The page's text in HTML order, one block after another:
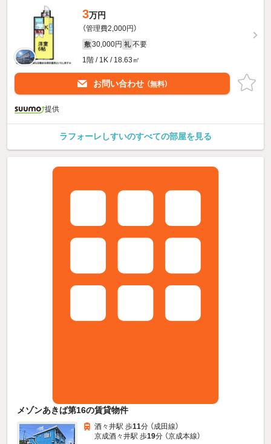
3万円
（管理費2,000円）
敷 30,000円 礼 不要
1階 / 1K / 18.63㎡
お問い合わせ （無料）
提供
ラフォーレしすいのすべての部屋を見る
メゾンあきば第16の賃貸物件
酒々井駅 歩11分 （成田線）
京成酒々井駅 歩19分 （京成本線）